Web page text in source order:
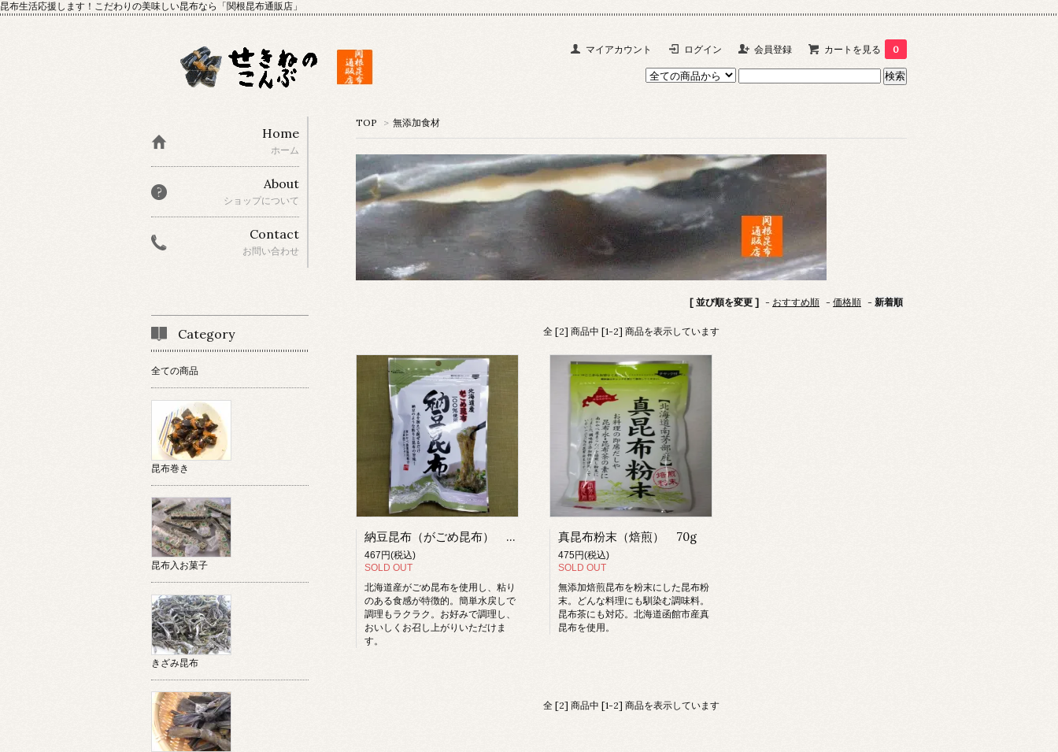
昆布生活応援します！こだわりの美味しい昆布なら「関根昆布通販店」
マイアカウント ログイン 会員登録 カートを見る 0
TOP > 無添加食材
[ 並び順を変更 ] - おすすめ順 - 価格順 - 新着順
全 [2] 商品中 [1-2] 商品を表示しています
納豆昆布（がごめ昆布） 30g
467円(税込)
SOLD OUT
北海道産がごめ昆布を使用し、粘り
のある食感が特徴的。簡単水戻しで
調理もラクラク。お好みで調理し、
おいしくお召し上がりいただけま
す。
真昆布粉末（焙煎） 70g
475円(税込)
SOLD OUT
無添加焙煎昆布を粉末にした昆布粉
末。どんな料理にも馴染む調味料。
昆布茶にも対応。北海道函館市産真
昆布を使用。
全 [2] 商品中 [1-2] 商品を表示しています
Home
ホーム
About
ショップについて
Contact
お問い合わせ
Category
全ての商品
昆布巻き
昆布入お菓子
きざみ昆布